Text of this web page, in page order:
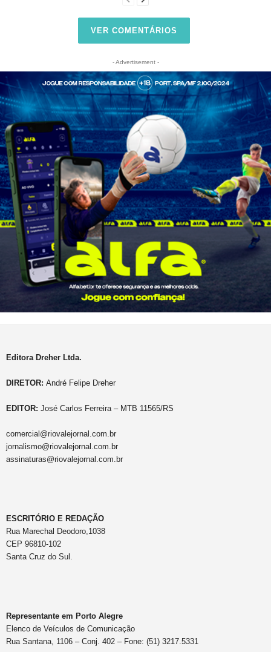
VER COMENTÁRIOS
- Advertisement -
Editora Dreher Ltda.
DIRETOR: André Felipe Dreher
EDITOR: José Carlos Ferreira – MTB 11565/RS
comercial@riovalejornal.com.br
jornalismo@riovalejornal.com.br
assinaturas@riovalejornal.com.br
ESCRITÓRIO E REDAÇÃO
Rua Marechal Deodoro,1038
CEP 96810-102
Santa Cruz do Sul.
Representante em Porto Alegre
Elenco de Veículos de Comunicação
Rua Santana, 1106 – Conj. 402 – Fone: (51) 3217.5331